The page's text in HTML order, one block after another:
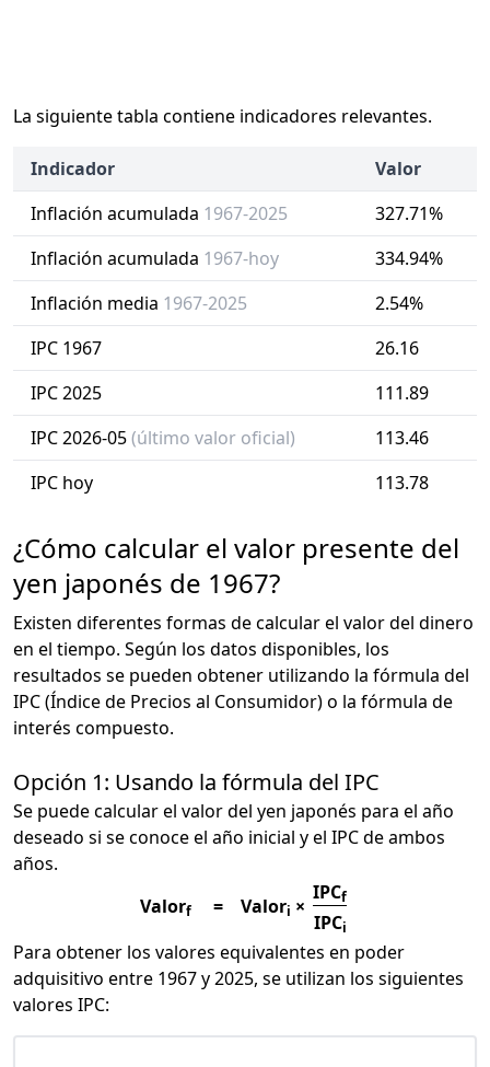
La siguiente tabla contiene indicadores relevantes.
Indicador
Valor
Inflación acumulada 1967-2025
327.71%
Inflación acumulada 1967-hoy
334.94%
Inflación media 1967-2025
2.54%
IPC 1967
26.16
IPC 2025
111.89
IPC 2026-05(último valor oficial)
113.46
IPC hoy
113.78
¿Cómo calcular el valor presente del
yen japonés de 1967?
Existen diferentes formas de calcular el valor del dinero
en el tiempo. Según los datos disponibles, los
resultados se pueden obtener utilizando la fórmula del
IPC (Índice de Precios al Consumidor) o la fórmula de
interés compuesto.
Opción 1: Usando la fórmula del IPC
Se puede calcular el valor del yen japonés para el año
deseado si se conoce el año inicial y el IPC de ambos
años.
Valorf = Valori ×
IPCf
IPCi
Para obtener los valores equivalentes en poder
adquisitivo entre 1967 y 2025, se utilizan los siguientes
valores IPC: